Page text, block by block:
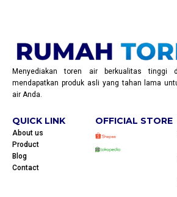
Menyediakan toren air berkualitas tinggi
mendapatkan produk asli yang tahan lama
air Anda.
QUICK LINK
About us
Product
Blog
Contact
OFFICIAL STORE